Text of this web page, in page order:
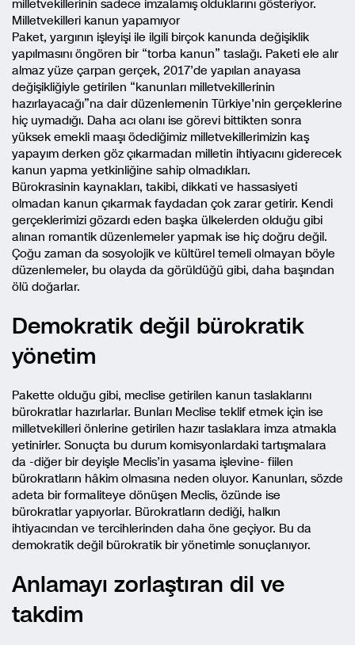
milletvekillerinin sadece imzalamış olduklarını gösteriyor.
Milletvekilleri kanun yapamıyor
Paket, yargının işleyişi ile ilgili birçok kanunda değişiklik
yapılmasını öngören bir “torba kanun” taslağı. Paketi ele alır
almaz yüze çarpan gerçek, 2017’de yapılan anayasa
değişikliğiyle getirilen “kanunları milletvekillerinin
hazırlayacağı”na dair düzenlemenin Türkiye’nin gerçeklerine
hiç uymadığı. Daha acı olanı ise görevi bittikten sonra
yüksek emekli maaşı ödediğimiz milletvekillerimizin kaş
yapayım derken göz çıkarmadan milletin ihtiyacını giderecek
kanun yapma yetkinliğine sahip olmadıkları.
Bürokrasinin kaynakları, takibi, dikkati ve hassasiyeti
olmadan kanun çıkarmak faydadan çok zarar getirir. Kendi
gerçeklerimizi gözardı eden başka ülkelerden olduğu gibi
alınan romantik düzenlemeler yapmak ise hiç doğru değil.
Çoğu zaman da sosyolojik ve kültürel temeli olmayan böyle
düzenlemeler, bu olayda da görüldüğü gibi, daha başından
ölü doğarlar.
Demokratik değil bürokratik
yönetim
Pakette olduğu gibi, meclise getirilen kanun taslaklarını
bürokratlar hazırlarlar. Bunları Meclise teklif etmek için ise
milletvekilleri önlerine getirilen hazır taslaklara imza atmakla
yetinirler. Sonuçta bu durum komisyonlardaki tartışmalara
da -diğer bir deyişle Meclis’in yasama işlevine- fiilen
bürokratların hâkim olmasına neden oluyor. Kanunları, sözde
adeta bir formaliteye dönüşen Meclis, özünde ise
bürokratlar yapıyorlar. Bürokratların dediği, halkın
ihtiyacından ve tercihlerinden daha öne geçiyor. Bu da
demokratik değil bürokratik bir yönetimle sonuçlanıyor.
Anlamayı zorlaştıran dil ve
takdim